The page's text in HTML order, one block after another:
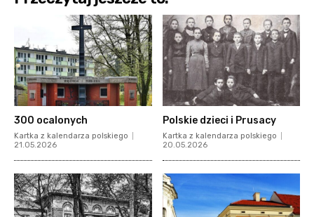
300 ocalonych
Kartka z kalendarza polskiego
21.05.2026
Polskie dzieci i Prusacy
Kartka z kalendarza polskiego
20.05.2026